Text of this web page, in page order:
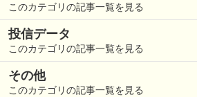
このカテゴリの記事一覧を見る
投信データ
このカテゴリの記事一覧を見る
その他
このカテゴリの記事一覧を見る